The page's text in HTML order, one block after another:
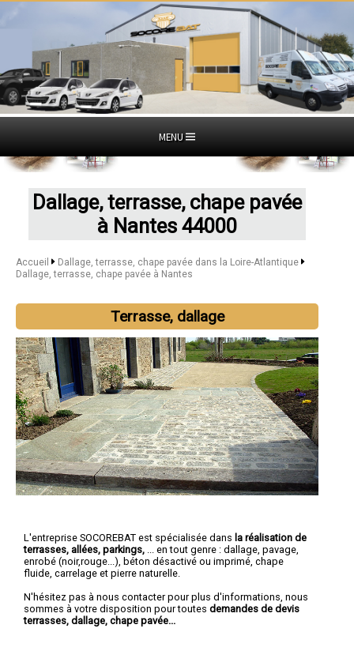
MENU
Dallage, terrasse, chape pavée
à Nantes 44000
Accueil
Dallage, terrasse, chape pavée dans la Loire-Atlantique
Dallage, terrasse, chape pavée à Nantes
Terrasse, dallage
L'entreprise SOCOREBAT est spécialisée dans la réalisation de
terrasses, allées, parkings, ... en tout genre : dallage, pavage,
enrobé (noir,rouge...), béton désactivé ou imprimé, chape
fluide, carrelage et pierre naturelle.
N'hésitez pas à nous contacter pour plus d'informations, nous
sommes à votre disposition pour toutes demandes de devis
terrasses, dallage, chape pavée...